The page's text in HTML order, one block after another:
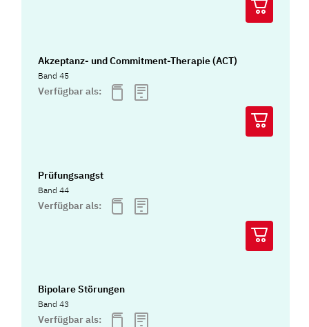
Akzeptanz- und Commitment-Therapie (ACT)
Band 45
Verfügbar als:
Prüfungsangst
Band 44
Verfügbar als:
Bipolare Störungen
Band 43
Verfügbar als: